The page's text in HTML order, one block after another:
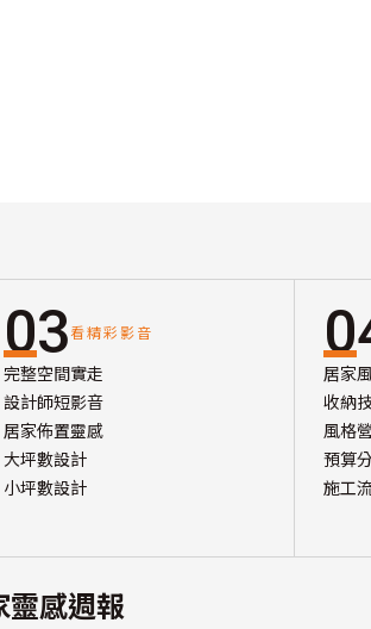
03看精彩影音
完整空間實走
設計師短影音
居家佈置靈感
大坪數設計
小坪數設計
居家
收納
風格
預算
施工
靈感週報